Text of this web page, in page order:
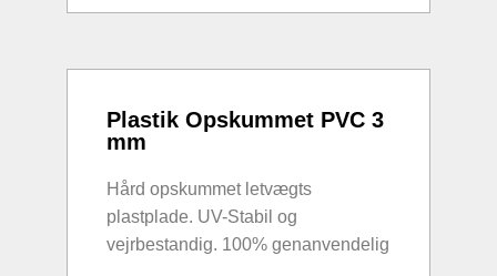
Plastik Opskummet PVC 3
mm
Hård opskummet letvægts
plastplade. UV-Stabil og
vejrbestandig. 100% genanvendelig